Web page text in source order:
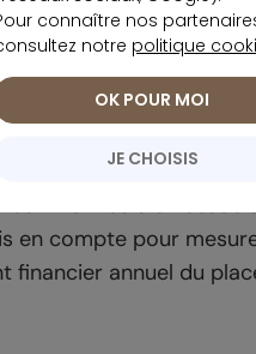
certains doivent
:
distribution sur valeur
au montant des
l'année à un
en compte pour
financier annuel du
connaître nos
notre politique
JE CHOISIS
OK POUR MOI